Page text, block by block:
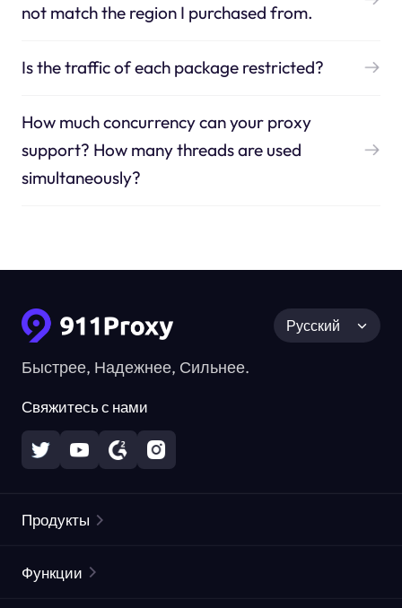
not match the region I purchased from.
Is the traffic of each package restricted?
How much concurrency can your proxy
support? How many threads are used
simultaneously?
Быстрее, Надежнее, Сильнее.
Свяжитесь с нами
Русский
Продукты
Функции